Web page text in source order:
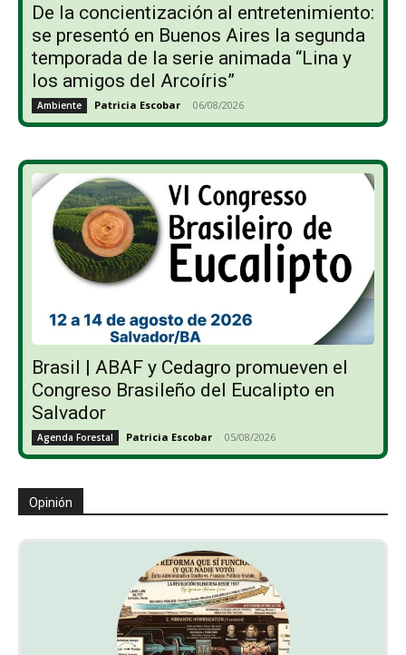
De la concientización al entretenimiento:
se presentó en Buenos Aires la segunda
temporada de la serie animada “Lina y
los amigos del Arcoíris”
Ambiente Patricia Escobar - 06/08/2026
Brasil | ABAF y Cedagro promueven el
Congreso Brasileño del Eucalipto en
Salvador
Agenda Forestal Patricia Escobar - 05/08/2026
Opinión